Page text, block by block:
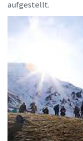
aufgestellt.